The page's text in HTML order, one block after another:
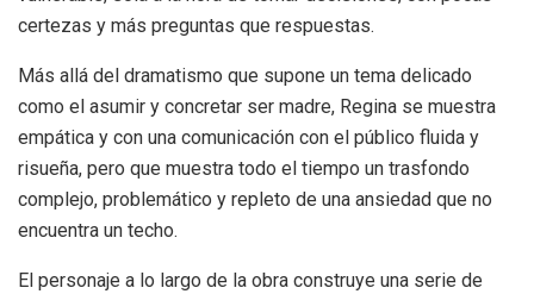
certezas y más preguntas que respuestas.
Más allá del dramatismo que supone un tema delicado
como el asumir y concretar ser madre, Regina se muestra
empática y con una comunicación con el público fluida y
risueña, pero que muestra todo el tiempo un trasfondo
complejo, problemático y repleto de una ansiedad que no
encuentra un techo.
El personaje a lo largo de la obra construye una serie de